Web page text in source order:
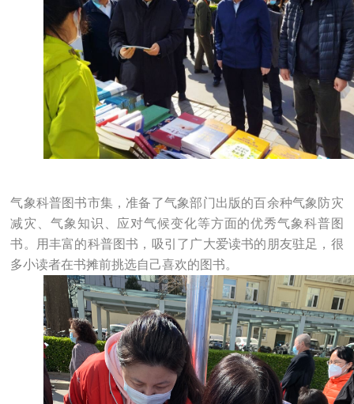
气象科普图书市集，准备了气象部门出版的百余种气象防灾
减灾、气象知识、应对气候变化等方面的优秀气象科普图
书。用丰富的科普图书，吸引了广大爱读书的朋友驻足，很
多小读者在书摊前挑选自己喜欢的图书。